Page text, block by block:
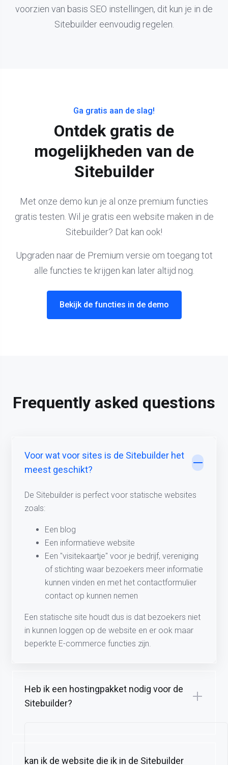
voorzien van basis SEO instellingen, dit kun je in de
Sitebuilder eenvoudig regelen.
Ga gratis aan de slag!
Ontdek gratis de
mogelijkheden van de
Sitebuilder
Met onze demo kun je al onze premium functies
gratis testen. Wil je gratis een website maken in de
Sitebuilder? Dat kan ook!
Upgraden naar de Premium versie om toegang tot
alle functies te krijgen kan later altijd nog.
Bekijk de functies in de demo
Frequently asked questions
Voor wat voor sites is de Sitebuilder het
meest geschikt?
De Sitebuilder is perfect voor statische websites
zoals:
Een blog
Een informatieve website
Een "visitekaartje" voor je bedrijf, vereniging
of stichting waar bezoekers meer informatie
kunnen vinden en met het contactformulier
contact op kunnen nemen
Een statische site houdt dus is dat bezoekers niet
in kunnen loggen op de website en er ook maar
beperkte E-commerce functies zijn.
Heb ik een hostingpakket nodig voor de
Sitebuilder?
kan ik de website die ik in de Sitebuilder